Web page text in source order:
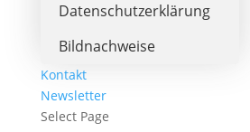
Datenschutzerklärung
Bildnachweise
Kontakt
Newsletter
Select Page